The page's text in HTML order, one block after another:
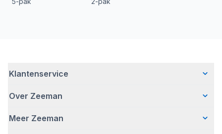
Klantenservice
Veelgestelde vragen
Bezorgen
Over Zeeman
Wie wij zijn
Meer Zeeman